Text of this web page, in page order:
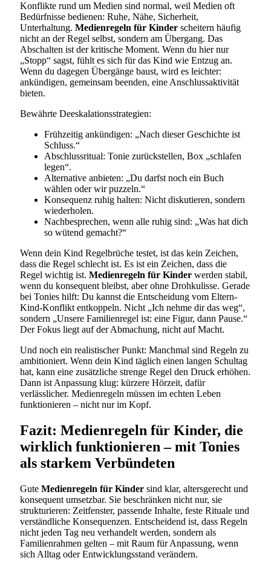
Konflikte rund um Medien sind normal, weil Medien oft
Bedürfnisse bedienen: Ruhe, Nähe, Sicherheit,
Unterhaltung. Medienregeln für Kinder scheitern häufig
nicht an der Regel selbst, sondern am Übergang. Das
Abschalten ist der kritische Moment. Wenn du hier nur
„Stopp“ sagst, fühlt es sich für das Kind wie Entzug an.
Wenn du dagegen Übergänge baust, wird es leichter:
ankündigen, gemeinsam beenden, eine Anschlussaktivität
bieten.
Bewährte Deeskalationsstrategien:
Frühzeitig ankündigen: „Nach dieser Geschichte ist
Schluss.“
Abschlussritual: Tonie zurückstellen, Box „schlafen
legen“.
Alternative anbieten: „Du darfst noch ein Buch
wählen oder wir puzzeln.“
Konsequenz ruhig halten: Nicht diskutieren, sondern
wiederholen.
Nachbesprechen, wenn alle ruhig sind: „Was hat dich
so wütend gemacht?“
Wenn dein Kind Regelbrüche testet, ist das kein Zeichen,
dass die Regel schlecht ist. Es ist ein Zeichen, dass die
Regel wichtig ist. Medienregeln für Kinder werden stabil,
wenn du konsequent bleibst, aber ohne Drohkulisse. Gerade
bei Tonies hilft: Du kannst die Entscheidung vom Eltern-
Kind-Konflikt entkoppeln. Nicht „Ich nehme dir das weg“,
sondern „Unsere Familienregel ist: eine Figur, dann Pause.“
Der Fokus liegt auf der Abmachung, nicht auf Macht.
Und noch ein realistischer Punkt: Manchmal sind Regeln zu
ambitioniert. Wenn dein Kind täglich einen langen Schultag
hat, kann eine zusätzliche strenge Regel den Druck erhöhen.
Dann ist Anpassung klug: kürzere Hörzeit, dafür
verlässlicher. Medienregeln müssen im echten Leben
funktionieren – nicht nur im Kopf.
Fazit: Medienregeln für Kinder, die
wirklich funktionieren – mit Tonies
als starkem Verbündeten
Gute Medienregeln für Kinder sind klar, altersgerecht und
konsequent umsetzbar. Sie beschränken nicht nur, sie
strukturieren: Zeitfenster, passende Inhalte, feste Rituale und
verständliche Konsequenzen. Entscheidend ist, dass Regeln
nicht jeden Tag neu verhandelt werden, sondern als
Familienrahmen gelten – mit Raum für Anpassung, wenn
sich Alltag oder Entwicklungsstand verändern.